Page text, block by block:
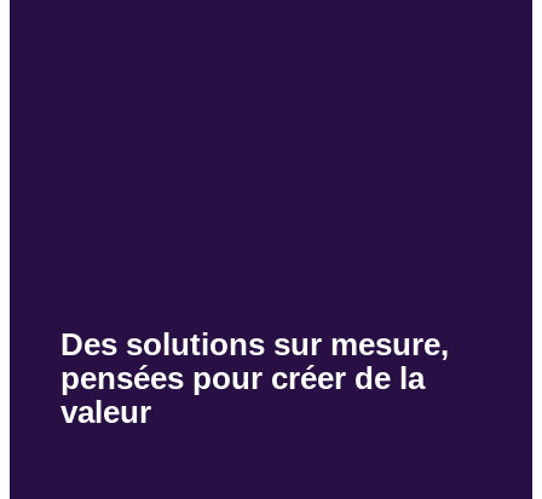
Des solutions sur mesure,
pensées pour créer de la
valeur